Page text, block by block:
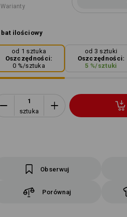
ilościowy
od 1 sztuka
Oszczędności:
0 %/sztuka
od 3 sztuki
Oszczędności:
5 %/sztuki
sztuka
Obserwuj
Porównaj